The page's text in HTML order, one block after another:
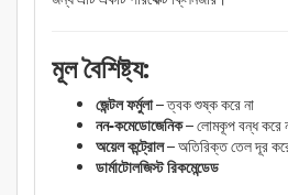
মূল বৈশিষ্ট্য:
জেন্টল ফর্মুলা– ত্বক শুষ্ক করে না
নন-কমেডোজেনিক– লোমকূপ বন্ধ করে
অয়েল কন্ট্রোল– অতিরিক্ত তেল দূর
ডার্মাটোলজিস্ট রিকমেন্ডেড